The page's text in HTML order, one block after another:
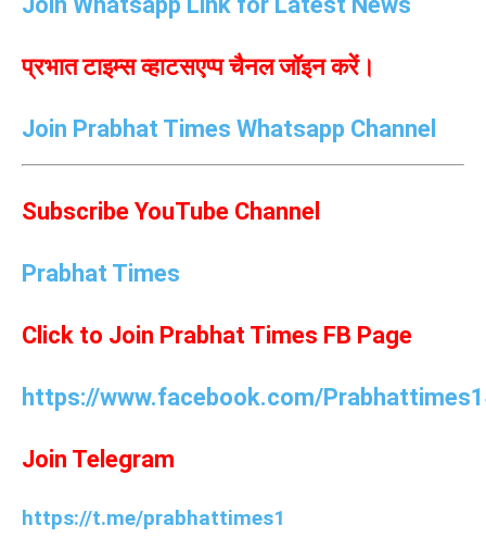
प्रभात टाइम्स व्हाटसएप्प चैनल जॉइन करें।
Join Prabhat Times Whatsapp Channel
Subscribe YouTube Channel
Prabhat Times
Click to Join Prabhat Times FB Page
https://www.facebook.com/
Join Telegram
https://t.me/prabhattimes1